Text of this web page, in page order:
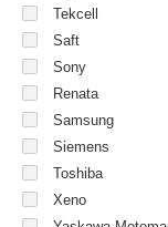
Tekcell
Saft
Sony
Renata
Samsung
Siemens
Toshiba
Xeno